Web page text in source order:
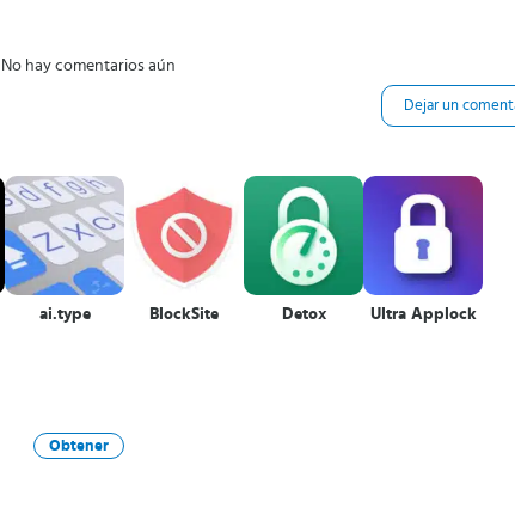
No hay comentarios aún
Dejar un
ai.type BlockSite Detox Ultra Applock
Obtener